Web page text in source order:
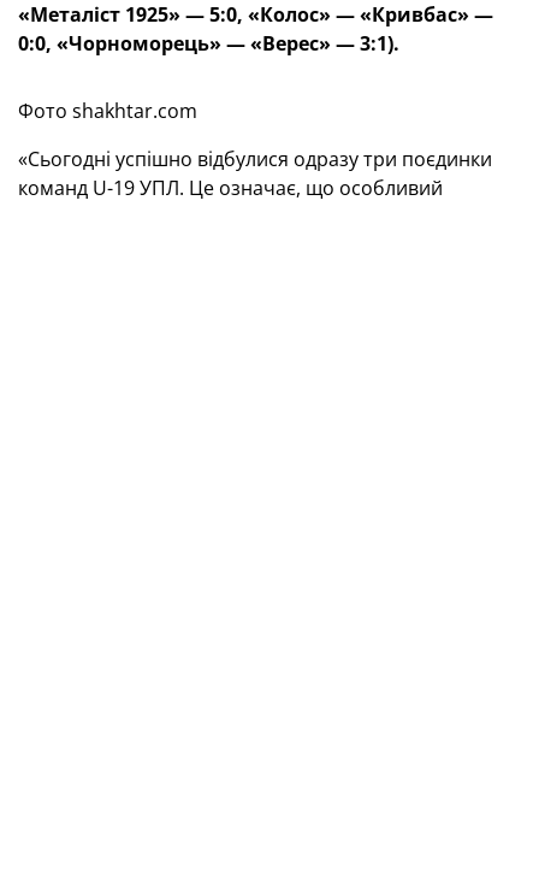
«Металіст 1925» — 5:0, «Колос» — «Кривбас» —
0:0, «Чорноморець» — «Верес» — 3:1).
Фото shakhtar.com
«Сьогодні успішно відбулися одразу три поєдинки
команд U-19 УПЛ. Це означає, що особливий